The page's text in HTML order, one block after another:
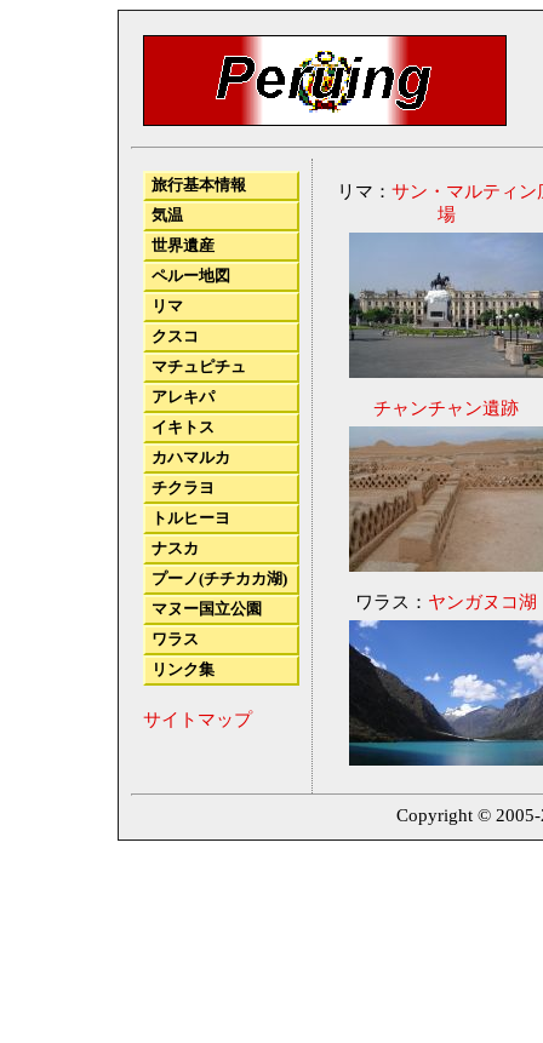
旅行基本情報
気温
世界遺産
ペルー地図
リマ
クスコ
マチュピチュ
アレキパ
イキトス
カハマルカ
チクラヨ
トルヒーヨ
ナスカ
プーノ(チチカカ湖)
マヌー国立公園
ワラス
リンク集
サイトマップ
リマ： サン・マルティン
場
チャンチャン遺跡
ワラス： ヤンガヌコ湖
Copyright © 2005-